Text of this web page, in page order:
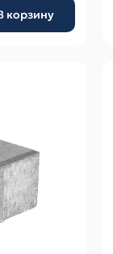
корзину